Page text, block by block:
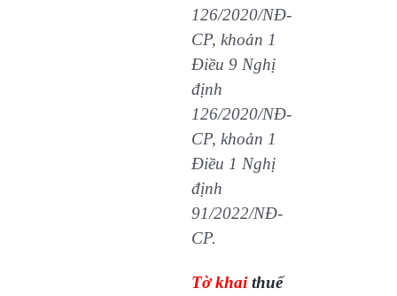
126/2020/NĐ-
CP, khoản 1
Điều 9 Nghị
định
126/2020/NĐ-
CP, khoản 1
Điều 1 Nghị
định
91/2022/NĐ-
CP.
Tờ khaithuế